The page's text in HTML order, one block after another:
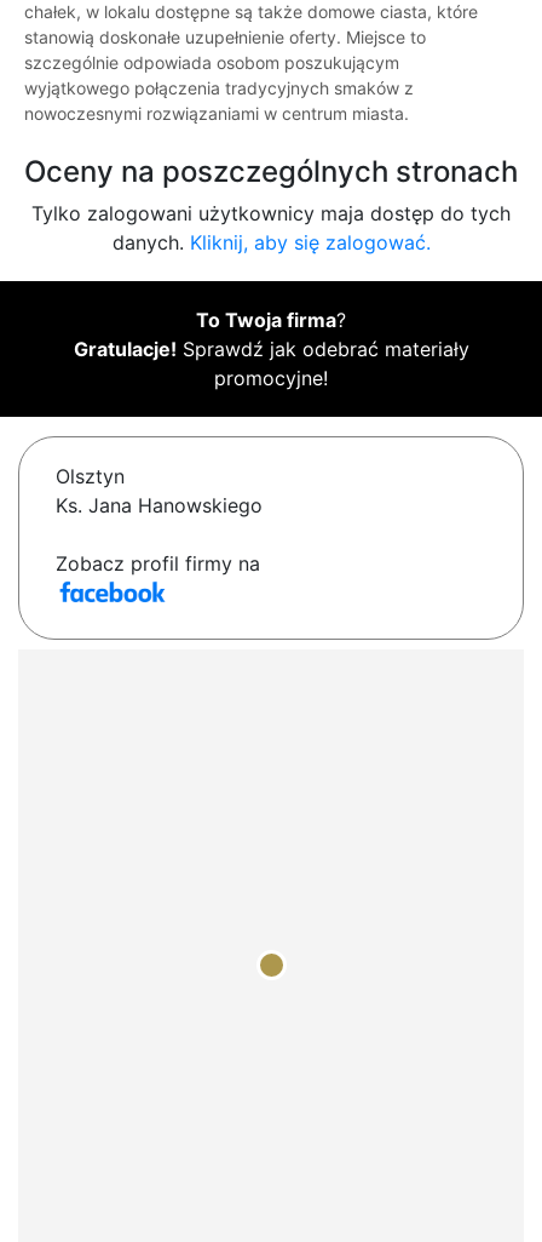
chałek, w lokalu dostępne są także domowe ciasta, które
stanowią doskonałe uzupełnienie oferty. Miejsce to
szczególnie odpowiada osobom poszukującym
wyjątkowego połączenia tradycyjnych smaków z
nowoczesnymi rozwiązaniami w centrum miasta.
Oceny na poszczególnych stronach
Tylko zalogowani użytkownicy maja dostęp do tych
danych. Kliknij, aby się zalogować.
To Twoja firma?
Gratulacje! Sprawdź jak odebrać materiały
promocyjne!
Olsztyn
Ks. Jana Hanowskiego
Zobacz profil firmy na